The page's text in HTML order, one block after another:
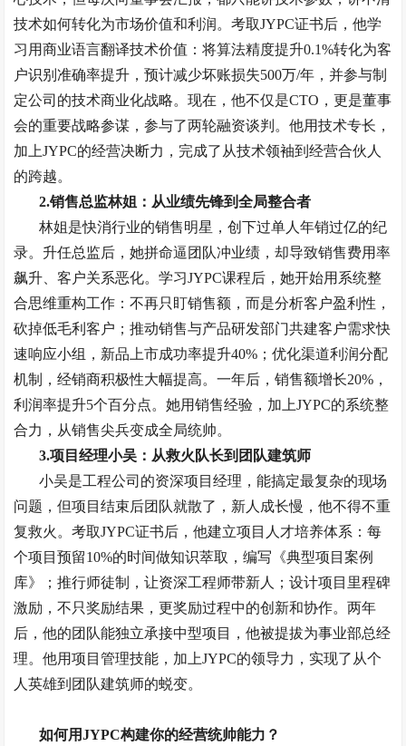
技术如何转化为市场价值和利润。考取JYPC证书后，他学
习用商业语言翻译技术价值：将算法精度提升0.1%转化为客
户识别准确率提升，预计减少坏账损失500万/年，并参与制
定公司的技术商业化战略。现在，他不仅是CTO ，更是董事
会的重要战略参谋，参与了两轮融资谈判。他用技术专长，
加上JYPC的经营决断力，完成了从技术领袖到经营合伙人
的跨越。
2.销售总监林姐：从业绩先锋到全局整合者
林姐是快消行业的销售明星，创下过单人年销过亿的纪
录。升任总监后，她拼命逼团队冲业绩，却导致销售费用率
飙升、客户关系恶化。学习JYPC课程后，她开始用系统整
合思维重构工作：不再只盯销售额，而是分析客户盈利性，
砍掉低毛利客户；推动销售与产品研发部门共建客户需求快
速响应小组，新品上市成功率提升40% ；优化渠道利润分配
机制，经销商积极性大幅提高。一年后，销售额增长20% ，
利润率提升5个百分点。她用销售经验，加上JYPC的系统整
合力，从销售尖兵变成全局统帅。
3.项目经理小吴：从救火队长到团队建筑师
小吴是工程公司的资深项目经理，能搞定最复杂的现场
问题，但项目结束后团队就散了，新人成长慢，他不得不重
复救火。考取JYPC证书后，他建立项目人才培养体系：每
个项目预留10%的时间做知识萃取，编写《典型项目案例
库》；推行师徒制，让资深工程师带新人；设计项目里程碑
激励，不只奖励结果，更奖励过程中的创新和协作。两年
后，他的团队能独立承接中型项目，他被提拔为事业部总经
理。他用项目管理技能，加上JYPC的领导力，实现了从个
人英雄到团队建筑师的蜕变。
如何用JYPC构建你的经营统帅能力？